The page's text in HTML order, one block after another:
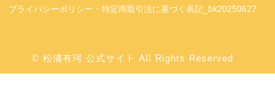
プライバシーポリシー・特定商取引法に基づく表記_bk20250627
© 松浦有珂 公式サイト All Rights Reserved